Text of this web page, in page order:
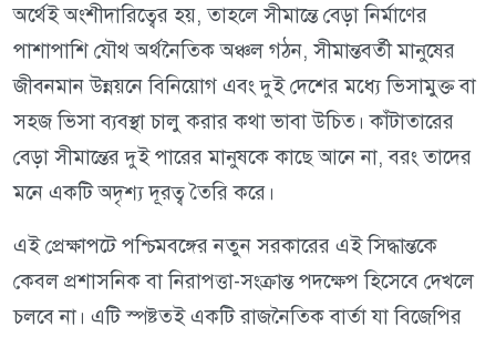
অর্থেই অংশীদারিত্বের হয়, তাহলে সীমান্তে বেড়া নির্মাণের
পাশাপাশি যৌথ অর্থনৈতিক অঞ্চল গঠন, সীমান্তবর্তী মানুষের
জীবনমান উন্নয়নে বিনিয়োগ এবং দুই দেশের মধ্যে ভিসামুক্ত বা
সহজ ভিসা ব্যবস্থা চালু করার কথা ভাবা উচিত। কাঁটাতারের
বেড়া সীমান্তের দুই পারের মানুষকে কাছে আনে না, বরং তাদের
মনে একটি অদৃশ্য দূরত্ব তৈরি করে।
এই প্রেক্ষাপটে পশ্চিমবঙ্গের নতুন সরকারের এই সিদ্ধান্তকে
কেবল প্রশাসনিক বা নিরাপত্তা-সংক্রান্ত পদক্ষেপ হিসেবে দেখলে
চলবে না। এটি স্পষ্টতই একটি রাজনৈতিক বার্তা যা বিজেপির